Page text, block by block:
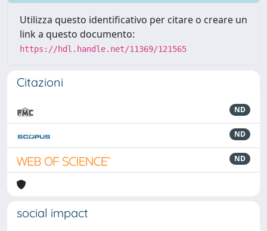
Utilizza questo identificativo per citare o creare un
link a questo documento:
https://hdl.handle.net/11369/121565
Citazioni
ND
ND
ND
social impact